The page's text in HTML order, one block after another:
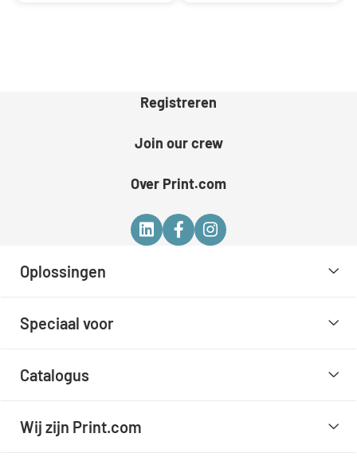
Registreren
Join our crew
Over Print.com
Oplossingen
Speciaal voor
Catalogus
Wij zijn Print.com